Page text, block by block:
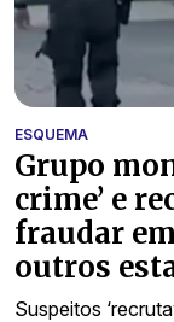
ESQUEMA
Grupo
crime’ e
fraudar
outros
Suspeitos